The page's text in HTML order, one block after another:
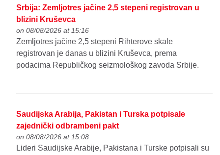
Srbija: Zemljotres jačine 2,5 stepeni registrovan u
blizini Kruševca
on 08/08/2026 at 15:16
Zemljotres jačine 2,5 stepeni Rihterove skale
registrovan je danas u blizini Kruševca, prema
podacima Republičkog seizmološkog zavoda Srbije.
Saudijska Arabija, Pakistan i Turska potpisale
zajednički odbrambeni pakt
on 08/08/2026 at 15:08
Lideri Saudijske Arabije, Pakistana i Turske potpisali su